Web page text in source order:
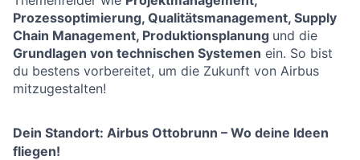
Prozessoptimierung, Qualitätsmanagement, Supply
Chain Management, Produktionsplanung und die
Grundlagen von technischen Systemen ein. So bist
du bestens vorbereitet, um die Zukunft von Airbus
mitzugestalten!
Dein Standort: Airbus Ottobrunn – Wo deine Ideen
fliegen!